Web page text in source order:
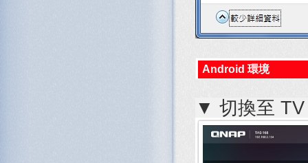
Android 環境
▼ 切換至 TV